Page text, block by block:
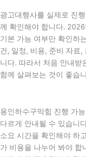
광고대행사를 실제로 진
께 확인해야 합니다.
기본 가능 여부만 확인하
건, 일정, 비용, 준비 자료
니다. 따라서 처음 안내받
함께 살펴보는 것이 좋습
용인하수구막힘 진행 가
다르게 안내될 수 있습니
소요 시간을 확인해야 하
가 비용을 나누어 봐야 합